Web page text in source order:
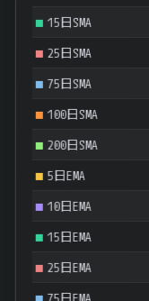
15日SMA
25日SMA
75日SMA
100日SMA
200日SMA
5日EMA
10日EMA
15日EMA
25日EMA
75日EMA